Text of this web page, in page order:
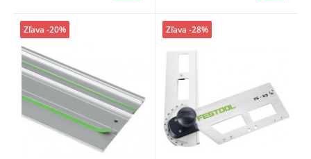
Zľava -20% Zľava -28%